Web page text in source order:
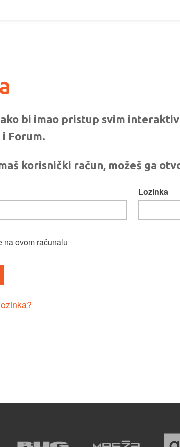
bi imao pristup svim
Forum.
korisnički račun, možeš ga
Lozinka
na ovom računalu